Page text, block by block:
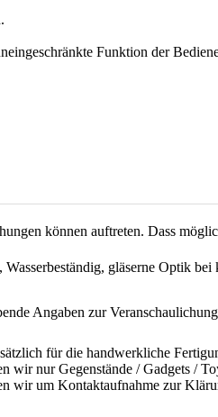
Funktion der
können auftreten. Dass
gläserne Optik bei
Angaben zur
für die handwerkliche
wir nur Gegenstände / Gadgets /
wir um Kontaktaufnahme zur